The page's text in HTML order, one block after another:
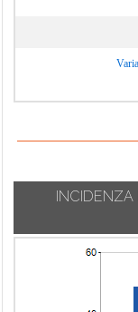
INCIDENZA